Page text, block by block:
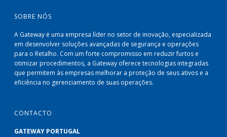
SOBRE NÓS
A Gateway é uma empresa líder no setor de inovação, especializada
em desenvolver soluções avançadas de segurança e operações
para o Retalho. Com um forte compromisso em reduzir furtos e
otimizar procedimentos, a Gateway oferece tecnologias integradas
que permitem às empresas melhorar a proteção de seus ativos e a
eficiência no gerenciamento de suas operações.
CONTACTO
GATEWAY PORTUGAL